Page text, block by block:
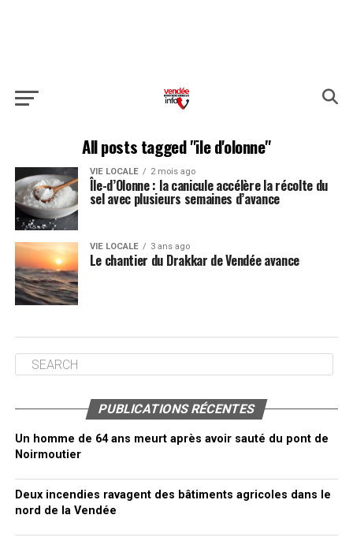
All posts tagged "ile d'olonne"
VIE LOCALE 2 mois ago
Île-d’Olonne : la canicule accélère la récolte du
sel avec plusieurs semaines d’avance
VIE LOCALE 3 ans ago
Le chantier du Drakkar de Vendée avance
PUBLICATIONS RÉCENTES
Un homme de 64 ans meurt après avoir sauté du pont de
Noirmoutier
Deux incendies ravagent des bâtiments agricoles dans le
nord de la Vendée